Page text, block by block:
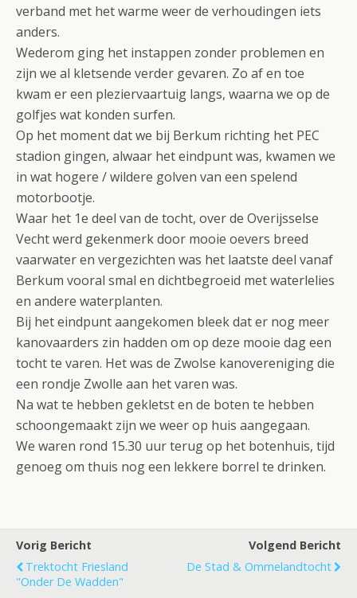
verband met het warme weer de verhoudingen iets
anders.
Wederom ging het instappen zonder problemen en
zijn we al kletsende verder gevaren. Zo af en toe
kwam er een pleziervaartuig langs, waarna we op de
golfjes wat konden surfen.
Op het moment dat we bij Berkum richting het PEC
stadion gingen, alwaar het eindpunt was, kwamen we
in wat hogere / wildere golven van een spelend
motorbootje.
Waar het 1e deel van de tocht, over de Overijsselse
Vecht werd gekenmerk door mooie oevers breed
vaarwater en vergezichten was het laatste deel vanaf
Berkum vooral smal en dichtbegroeid met waterlelies
en andere waterplanten.
Bij het eindpunt aangekomen bleek dat er nog meer
kanovaarders zin hadden om op deze mooie dag een
tocht te varen. Het was de Zwolse kanovereniging die
een rondje Zwolle aan het varen was.
Na wat te hebben gekletst en de boten te hebben
schoongemaakt zijn we weer op huis aangegaan.
We waren rond 15.30 uur terug op het botenhuis, tijd
genoeg om thuis nog een lekkere borrel te drinken.
Vorig Bericht
Trektocht Friesland
"onder De Wadden"
Volgend Bericht
De Stad & Ommelandtocht